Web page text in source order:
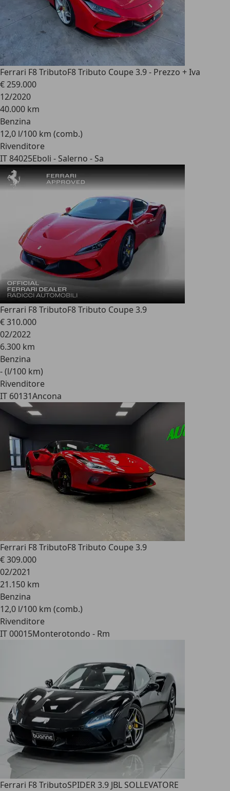
Ferrari F8 TributoF8 Tributo Coupe 3.9 - Prezzo + Iva
€ 259.000
12/2020
40.000 km
Benzina
12,0 l/100 km (comb.)
Rivenditore
IT 84025Eboli - Salerno - Sa
Ferrari F8 TributoF8 Tributo Coupe 3.9
€ 310.000
02/2022
6.300 km
Benzina
- (l/100 km)
Rivenditore
IT 60131Ancona
Ferrari F8 TributoF8 Tributo Coupe 3.9
€ 309.000
02/2021
21.150 km
Benzina
12,0 l/100 km (comb.)
Rivenditore
IT 00015Monterotondo - Rm
Ferrari F8 TributoSPIDER 3.9 JBL SOLLEVATORE